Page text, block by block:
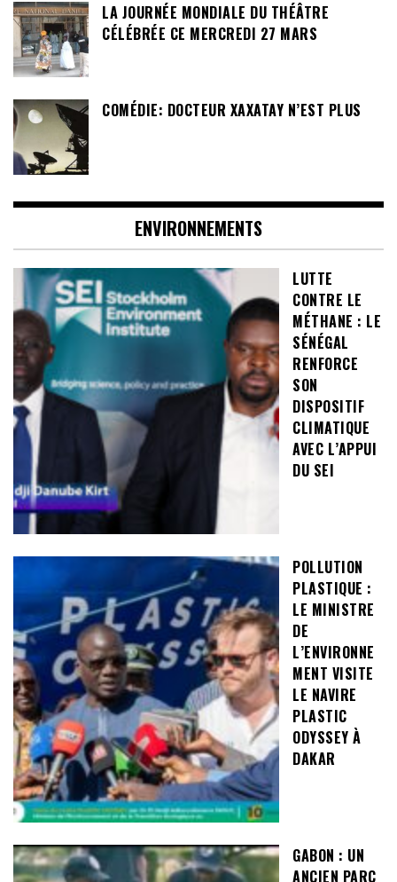
LA JOURNÉE MONDIALE DU THÉÂTRE
CÉLÉBRÉE CE MERCREDI 27 MARS
COMÉDIE: DOCTEUR XAXATAY N’EST PLUS
ENVIRONNEMENTS
LUTTE
CONTRE LE
MÉTHANE : LE
SÉNÉGAL
RENFORCE
SON
DISPOSITIF
CLIMATIQUE
AVEC L’APPUI
DU SEI
POLLUTION
PLASTIQUE :
LE MINISTRE
DE
L’ENVIRONNE
MENT VISITE
LE NAVIRE
PLASTIC
ODYSSEY À
DAKAR
GABON : UN
ANCIEN PARC